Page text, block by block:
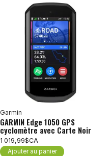
Garmin
GARMIN Edge 1050 GPS
cyclomètre avec Carte Noir
1 019,99$CA
Ajouter au panier